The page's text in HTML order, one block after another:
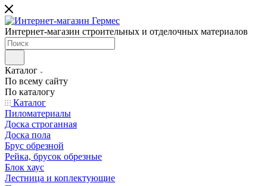
Интернет-магазин строительных и отделочных материалов
Каталог
По всему сайту
По каталогу
Каталог
Пиломатериалы
Доска строганная
Доска пола
Брус обрезной
Рейка, брусок обрезные
Блок хаус
Лестница и коплектующие